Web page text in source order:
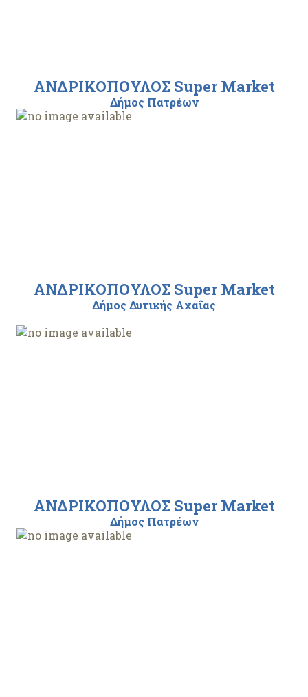
ΑΝΔΡΙΚΟΠΟΥΛΟΣ Super Market
Δήμος Πατρέων
ΑΝΔΡΙΚΟΠΟΥΛΟΣ Super Market
Δήμος Δυτικής Αχαΐας
ΑΝΔΡΙΚΟΠΟΥΛΟΣ Super Market
Δήμος Πατρέων